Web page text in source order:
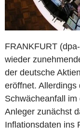
FRANKFURT
wieder
der deutsche
eröffnet.
Schwächeanfall
Anleger zunächst
Inflationsdaten ins